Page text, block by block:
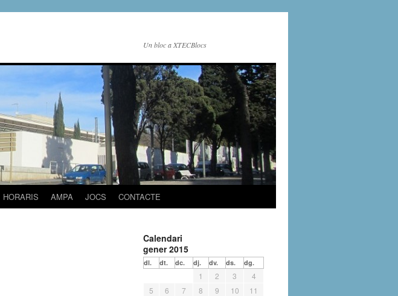
Un bloc a XTECBlocs
HORARIS AMPA JOCS CONTACTE
Calendari
gener 2015
dl. dt. dc. dj. dv. ds. dg.
1 2 3
4
5
6 7 8 9 10
11